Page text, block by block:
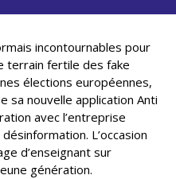
incontournables pour
terrain fertile des fake
élections européennes,
sa nouvelle application Anti
avec l’entreprise
L’occasion
d’enseignant sur
génération.